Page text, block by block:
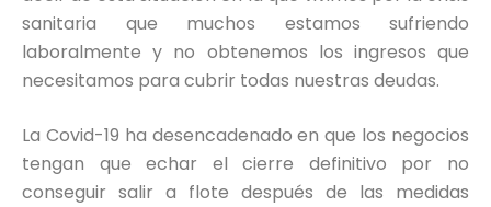
sanitaria que muchos estamos sufriendo
laboralmente y no obtenemos los ingresos que
necesitamos para cubrir todas nuestras deudas.
La Covid-19 ha desencadenado en que los negocios
tengan que echar el cierre definitivo por no
conseguir salir a flote después de las medidas